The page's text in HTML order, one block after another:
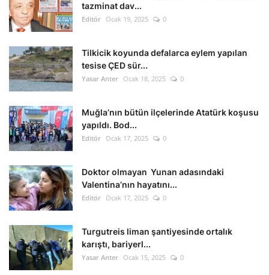
tazminat dav...
Editör Ocak 19, 2025 0
Tilkicik koyunda defalarca eylem yapılan
tesise ÇED sür...
Yasar Anter Ocak 18, 2025 0
Muğla’nın bütün ilçelerinde Atatürk koşusu
yapıldı. Bod...
Editör Ocak 17, 2025 0
Doktor olmayan Yunan adasındaki
Valentina’nın hayatını...
Editör Ocak 17, 2025 0
Turgutreis liman şantiyesinde ortalık
karıştı, bariyerl...
Yasar Anter Ocak 15, 2025 0